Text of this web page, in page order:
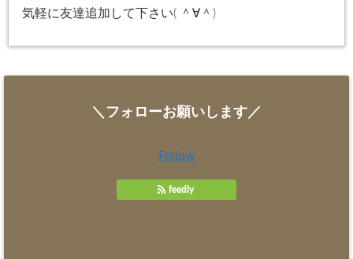
気軽に友達追加して下さい( ＾∀＾)
＼フォローお願いします／
Follow
feedly